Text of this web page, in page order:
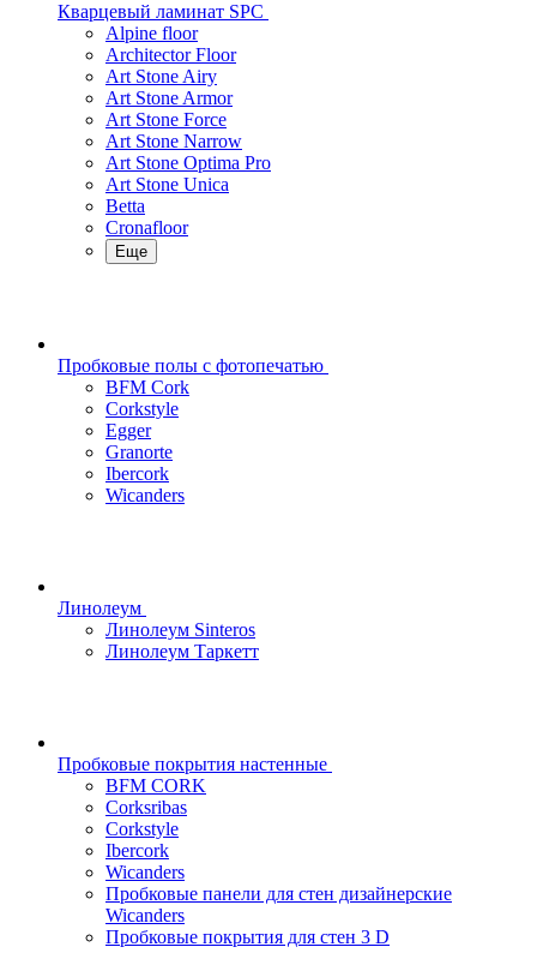
Кварцевый ламинат SPC
Alpine floor
Architector Floor
Art Stone Airy
Art Stone Armor
Art Stone Force
Art Stone Narrow
Art Stone Optima Pro
Art Stone Unica
Betta
Cronafloor
Еще
Пробковые полы с фотопечатью
BFM Cork
Corkstyle
Egger
Granorte
Ibercork
Wicanders
Линолеум
Линолеум Sinteros
Линолеум Таркетт
Пробковые покрытия настенные
BFM CORK
Corksribas
Corkstyle
Ibercork
Wicanders
Пробковые панели для стен дизайнерские
Wicanders
Пробковые покрытия для стен 3 D